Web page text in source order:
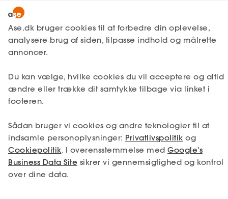
MitAse
Ase Selvstændig
Dokumenter.dk
Lønmodtager
Selvstændig
Etableret
Produkter
Få svar
Fordele
Studerende
Selvstændig Få svar
Medarbejderforhold
Medarbejdertrivsel
MUS-samtale som leder
mulighed for at styrke både
medarbejderens trivsel og virksomhedens
resultater. Det er en struktureret dialog, hvor
I i fællesskab aftaler mål og
udviklingsområder, der matcher både
Ase.dk bruger cookies til at forbedre din oplevelse,
analysere brug af siden, tilpasse indhold og målrette
annoncer.
Du kan vælge, hvilke cookies du vil acceptere og altid
ændre eller trække dit samtykke tilbage via linket i
footeren.
Sådan bruger vi cookies og andre teknologier til at
indsamle personoplysninger: Privatlivspolitik og
Cookiepolitik. I overensstemmelse med Google's
Business Data Site sikrer vi gennemsigtighed og kontrol
over dine data.